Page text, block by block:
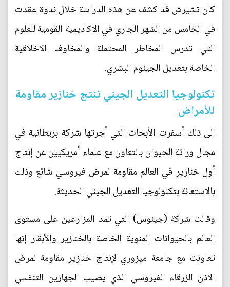
كان تشيرش قد كشف عن هذه الدراسة خلال ندوة عقدت
في الخامس من الشهر الجاري في الاكاديمية القومية للعلوم
التي تدرس المخاطر المحتملة والمخاوف الاخلاقية
الخاصة بتعديل الجينوم البشري.
تكنولوجيا التعديل الجيني تنتج خنازير مقاومة
للأمراض
الى ذلك أسفرت الأبحاث التي أجرتها شركة بريطانية في
مجال وراثة الحيوان بالتعاون مع علماء أمريكيين عن إنتاج
أول خنازير في العالم مقاومة لمرض فيروسي شائع وذلك
بالاستعانة بتكنولوجيا التعديل الجيني الحديثة.
وقالت شركة (جينوس) التي تمد المزارعين على مستوى
العالم بالحيوانات المنوية الخاصة بالخنازير والأبقار إنها
تعاونت مع جامعة ميزوري لإنتاج خنازير مقاومة لمرض
الاذن الزرقاء الفيروسي الذي يصيب الجهازين التنفسي